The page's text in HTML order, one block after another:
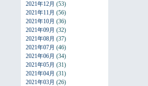
2021年12月 (53)
2021年11月 (56)
2021年10月 (36)
2021年09月 (32)
2021年08月 (37)
2021年07月 (46)
2021年06月 (34)
2021年05月 (31)
2021年04月 (31)
2021年03月 (26)